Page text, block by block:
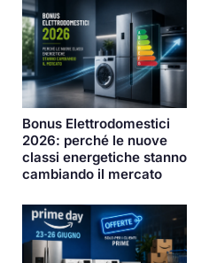
Bonus Elettrodomestici
2026: perché le nuove
classi energetiche stanno
cambiando il mercato